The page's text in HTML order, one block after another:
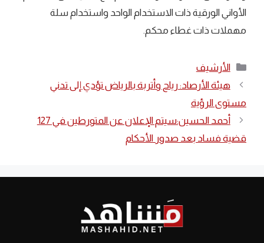
الأواني الورقية ذات الاستخدام الواحد واستخدام سلة
مهملات ذات غطاء محكم.
التصنيفات
الأرشيف
هيئة الأرصاد: رياح وأتربة بالرياض تؤدي إلى تدني
مستوى الرؤية
أحمد الحسين:سيتم الإعلان عن المتورطين في 127
قضية فساد بعد صدور الأحكام